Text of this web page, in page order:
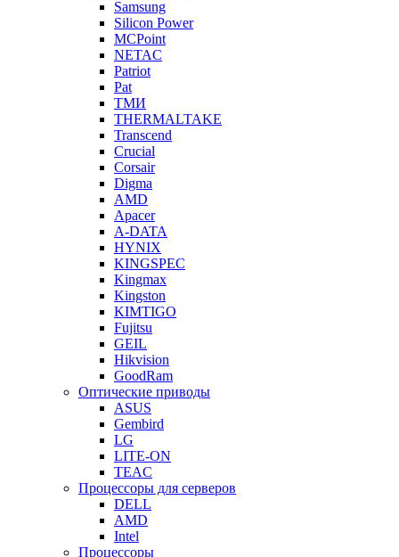
Samsung
Silicon Power
MCPoint
NETAC
Patriot
Pat
ТМИ
THERMALTAKE
Transcend
Crucial
Corsair
Digma
AMD
Apacer
A-DATA
HYNIX
KINGSPEC
Kingmax
Kingston
KIMTIGO
Fujitsu
GEIL
Hikvision
GoodRam
Оптические приводы
ASUS
Gembird
LG
LITE-ON
TEAC
Процессоры для серверов
DELL
AMD
Intel
Процессоры